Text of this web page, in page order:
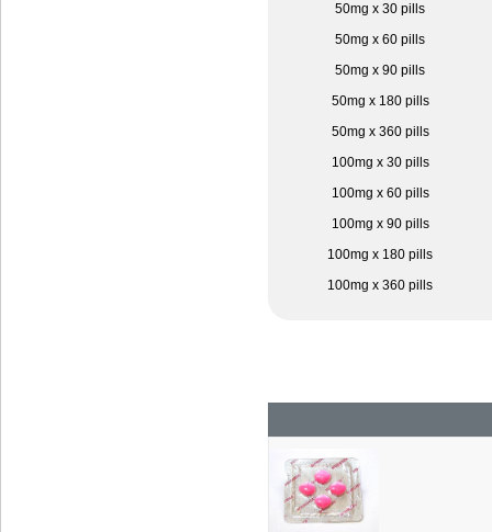
50mg x 30 pills
50mg x 60 pills
50mg x 90 pills
50mg x 180 pills
50mg x 360 pills
100mg x 30 pills
100mg x 60 pills
100mg x 90 pills
100mg x 180 pills
100mg x 360 pills